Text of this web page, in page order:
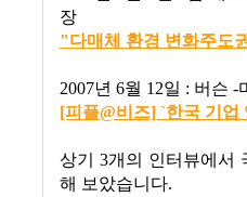
장
"다매체 환경 변화주도
2007년 6월 12일 : 버슨
[피플@비즈] `한국 기
상기 3개의 인터뷰에서
해 보았습니다.